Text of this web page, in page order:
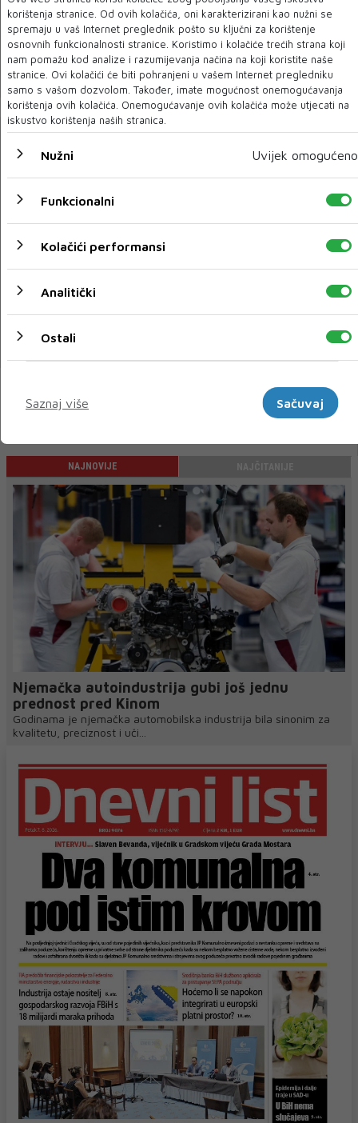
Srušio se avion s više od 60 ljudi
09 SIJ 2021
WHO upozorava da siromašne države ne dobijaju
09 SIJ 2021
NAJNOVIJE
Njemačka autoindustrija gubi još jednu
prednost pred Kinom
Godinama je njemačka automobilska industrija bila sinonim za
kvalitetu, preciznost i uči...
korištenja stranice. Od ovih kolačića, oni karakterizirani kao nužni se
spremaju u vaš Internet preglednik pošto su ključni za korištenje
osnovnih funkcionalnosti stranice. Koristimo i kolačiće trećih strana koji
nam pomažu kod analize i razumijevanja načina na koji koristite naše
stranice. Ovi kolačići će biti pohranjeni u vašem Internet pregledniku
samo s vašom dozvolom. Također, imate mogućnost onemogućavanja
korištenja ovih kolačića. Onemogućavanje ovih kolačića može utjecati na
iskustvo korištenja naših stranica.
Nužni Uvijek omogućeno
Funkcionalni
Kolačići performansi
Analitički
Ostali
Saznaj više
Sačuvaj